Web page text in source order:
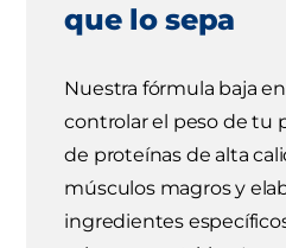
que lo sepa
Nuestra fórmula baja
controlar el peso de tu
de proteínas de alta
músculos magros y
ingredientes